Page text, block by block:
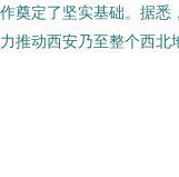
奠定了坚实基础。据
推动西安乃至整个西北